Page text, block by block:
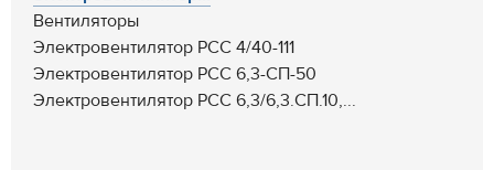
Вентиляторы
Электровентилятор РСС 4/40-111
Электровентилятор РСС 6,3-СП-50
Электровентилятор РСС 6,3/6,3.СП.10,...